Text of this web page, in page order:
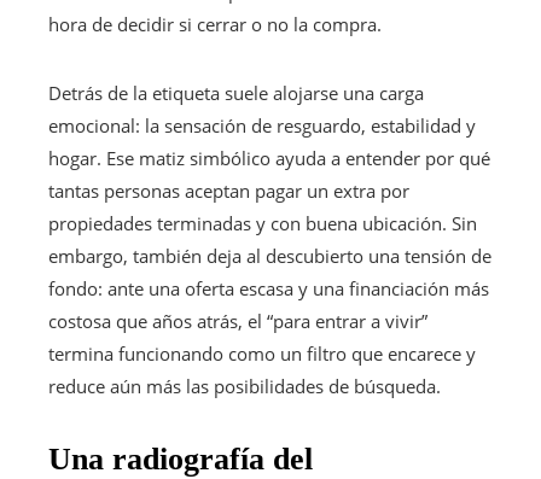
hora de decidir si cerrar o no la compra.
Detrás de la etiqueta suele alojarse una carga
emocional: la sensación de resguardo, estabilidad y
hogar. Ese matiz simbólico ayuda a entender por qué
tantas personas aceptan pagar un extra por
propiedades terminadas y con buena ubicación. Sin
embargo, también deja al descubierto una tensión de
fondo: ante una oferta escasa y una financiación más
costosa que años atrás, el “para entrar a vivir”
termina funcionando como un filtro que encarece y
reduce aún más las posibilidades de búsqueda.
Una radiografía del